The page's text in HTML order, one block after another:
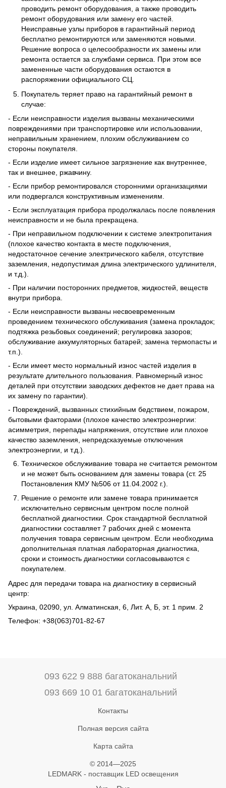
проводить ремонт оборудования, а также проводить
ремонт оборудования или замену его частей.
Неисправные узлы приборов в гарантийный период
бесплатно ремонтируются или заменяются новыми.
Решение вопроса о целесообразности их замены или
ремонта остается за службами сервиса. При этом все
замененные части оборудования остаются в
распоряжении официального СЦ.
Покупатель теряет право на гарантийный ремонт в
случае:
- Если неисправности изделия вызваны механическими
повреждениями при транспортировке или использовании,
неправильным хранением, плохим обслуживанием со
стороны покупателя.
- Если изделие имеет сильное загрязнение как внутреннее,
так и внешнее, ржавчину.
- Если прибор ремонтировался сторонними организациями
или подвергался конструктивным изменениям.
- Если эксплуатация прибора продолжалась после появления
неисправности и не была прекращена.
- При неправильном подключении к системе электропитания
(плохое качество контакта в месте подключения,
недостаточное сечение электрического кабеля, отсутствие
заземления, недопустимая длина электрического удлинителя,
и т.д.).
- При наличии посторонних предметов, жидкостей, веществ
внутри прибора.
- Если неисправности вызваны несвоевременным
проведением технического обслуживания (замена прокладок;
подтяжка резьбовых соединений; регулировка зазоров;
обслуживание аккумуляторных батарей; замена термопасты и
т.п.).
- Если имеет место нормальный износ частей изделия в
результате длительного пользования. Равномерный износ
деталей при отсутствии заводских дефектов не дает права на
их замену по гарантии).
- Повреждений, вызванных стихийным бедствием, пожаром,
бытовыми факторами (плохое качество электроэнергии:
асимметрия, перепады напряжения, отсутствие или плохое
качество заземления, непредсказуемые отключения
электроэнергии, и т.д.).
Техническое обслуживание товара не считается ремонтом
и не может быть основанием для замены товара (ст. 25
Постановления КМУ №506 от 11.04.2002 г.).
Решение о ремонте или замене товара принимается
исключительно сервисным центром после полной
бесплатной диагностики. Срок стандартной бесплатной
диагностики составляет 7 рабочих дней с момента
получения товара сервисным центром. Если необходима
дополнительная платная лабораторная диагностика,
сроки и стоимость диагностики согласовываются с
покупателем.
Адрес для передачи товара на диагностику в сервисный
центр:
Украина, 02090, ул. Алматинская, 6, Лит. А, Б, эт. 1 прим. 2
Телефон: +38(063)701-82-67
093 622 9 888 багатоканальний
093 669 10 01 багатоканальний
Контакты
Полная версия сайта
Карта сайта
© 2014—2025
LEDMARK - поставщик LED освещения